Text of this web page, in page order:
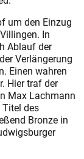
um den Einzug
In
Ablauf der
Verlängerung
Einen wahren
Hier traf der
Max Lachmann
des
Bronze in